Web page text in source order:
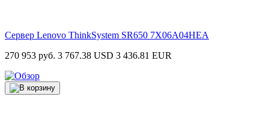
Сервер Lenovo ThinkSystem SR650 7X06A04HEA
270 953 руб. 3 767.38 USD 3 436.81 EUR